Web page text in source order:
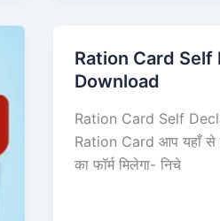
Ration Card
Download
Ration Card Self
Ration Card आप यहाँ से
का फॉर्म मिलेगा- निचे